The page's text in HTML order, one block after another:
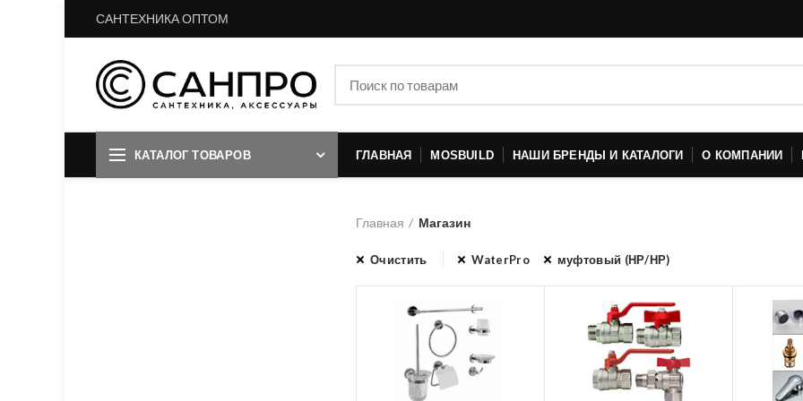
САНТЕХНИКА ОПТОМ
КАТАЛОГ ТОВАРОВ ГЛАВНАЯ MOSBUILD НАШИ БРЕНДЫ И КАТАЛОГИ О КОМПАНИИ
Главная Магазин
Очистить WaterPro муфтовый (НР/НР)